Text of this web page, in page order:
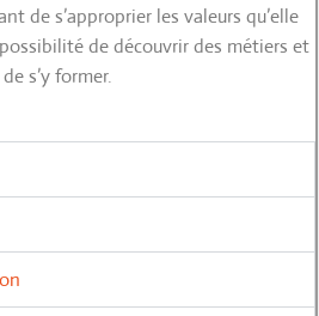
de s’approprier les valeurs qu’elle
de découvrir des métiers et
de s’y former.